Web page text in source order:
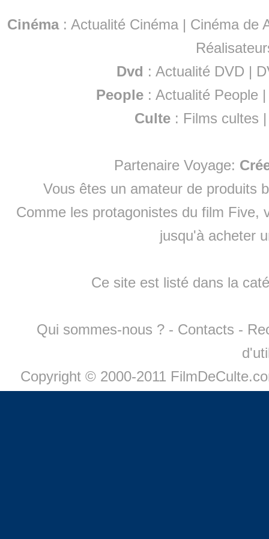
Cinéma: Actualité Cinéma | Cinéma de
Dvd : Actualité DVD |
People :Actualité People
Culte : Films cultes
Partenaire Voyage:
Vous êtes un amateur de produits
Comme les protagonistes du film Five,
jusqu'à acheter
Ce site est listé dans la
Qui sommes-nous ? - Contacts -
Copyright © 2000-2011